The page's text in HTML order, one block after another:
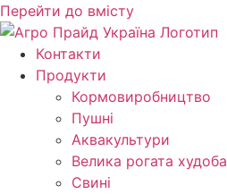
Перейти до вмісту
Контакти
Продукти
Кормо­виробництво
Пушні
Аквакультури
Велика рогата худоба
Свині